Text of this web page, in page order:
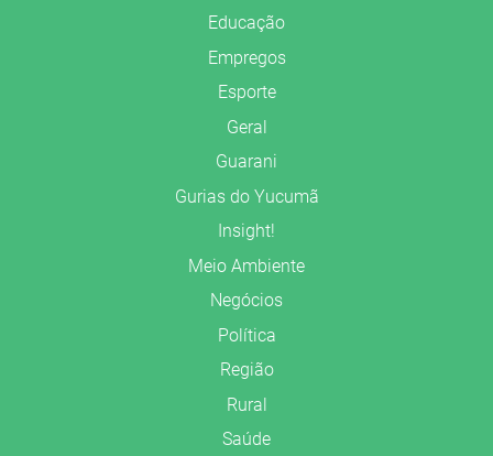
Educação
Empregos
Esporte
Geral
Guarani
Gurias do Yucumã
Insight!
Meio Ambiente
Negócios
Política
Região
Rural
Saúde